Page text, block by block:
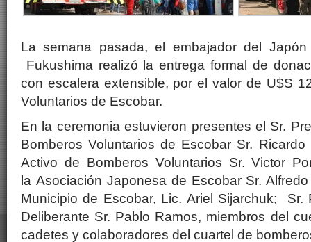
La semana pasada, el embajador del Japón
Fukushima realizó la entrega formal de
con escalera extensible, por el valor de U$S
Voluntarios de Escobar.
En la ceremonia estuvieron presentes el Sr.
Bomberos Voluntarios de Escobar Sr.
Activo de Bomberos Voluntarios Sr. Victor
la Asociación Japonesa de Escobar Sr.
Municipio de Escobar, Lic. Ariel Sijarchuk; Sr.
Deliberante Sr. Pablo Ramos, miembros del
cadetes y colaboradores del cuartel de